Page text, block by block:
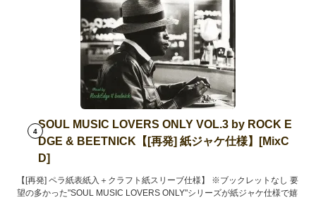
4
SOUL MUSIC LOVERS ONLY VOL.3 by ROCK E
DGE & BEETNICK【[再発] 紙ジャケ仕様】[MixC
D]
【[再発] ペラ紙表紙入＋クラフト紙スリーブ仕様】 ※ブックレットなし 要
望の多かった"SOUL MUSIC LOVERS ONLY"シリーズが紙ジャケ仕様で嬉